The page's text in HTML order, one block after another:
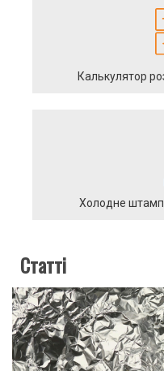
Калькулятор
Холодне
Статті